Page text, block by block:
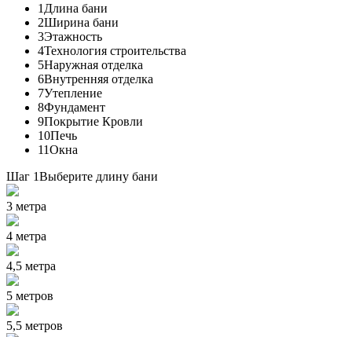
1 Длина бани
2Ширина бани
3Этажность
4Технология строительства
5Наружная отделка
6Внутренняя отделка
7Утепление
8Фундамент
9Покрытие Кровли
10Печь
11Окна
Шаг 1Выберите длину бани
3 метра
4 метра
4,5 метра
5 метров
5,5 метров